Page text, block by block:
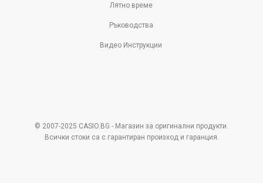
Лятно време
Ръководства
Видео Инструкции
© 2007-2025 CASIO.BG - Магазин за оригинални продукти.
Всички стоки са с гарантиран произход и гаранция.